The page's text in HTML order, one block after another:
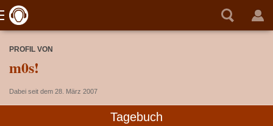
PROFIL VON
m0s!
Dabei seit dem 28. März 2007
Tagebuch